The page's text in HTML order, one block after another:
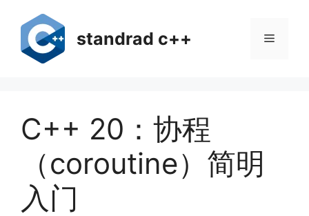
standrad c++ 菜
C++ 20：协程
（coroutine）简明
入门